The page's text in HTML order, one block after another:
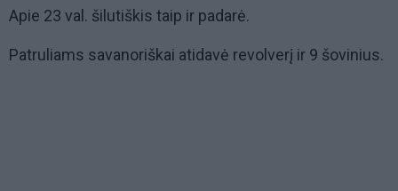
Apie 23 val. šilutiškis taip ir padarė.
Patruliams savanoriškai atidavė revolverį ir 9 šovinius.